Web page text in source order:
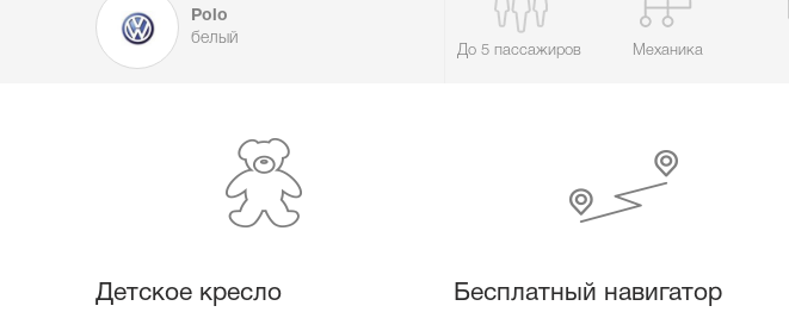
Polo
белый
До 5 пассажиров Механика
Детское кресло Бесплатный навигатор